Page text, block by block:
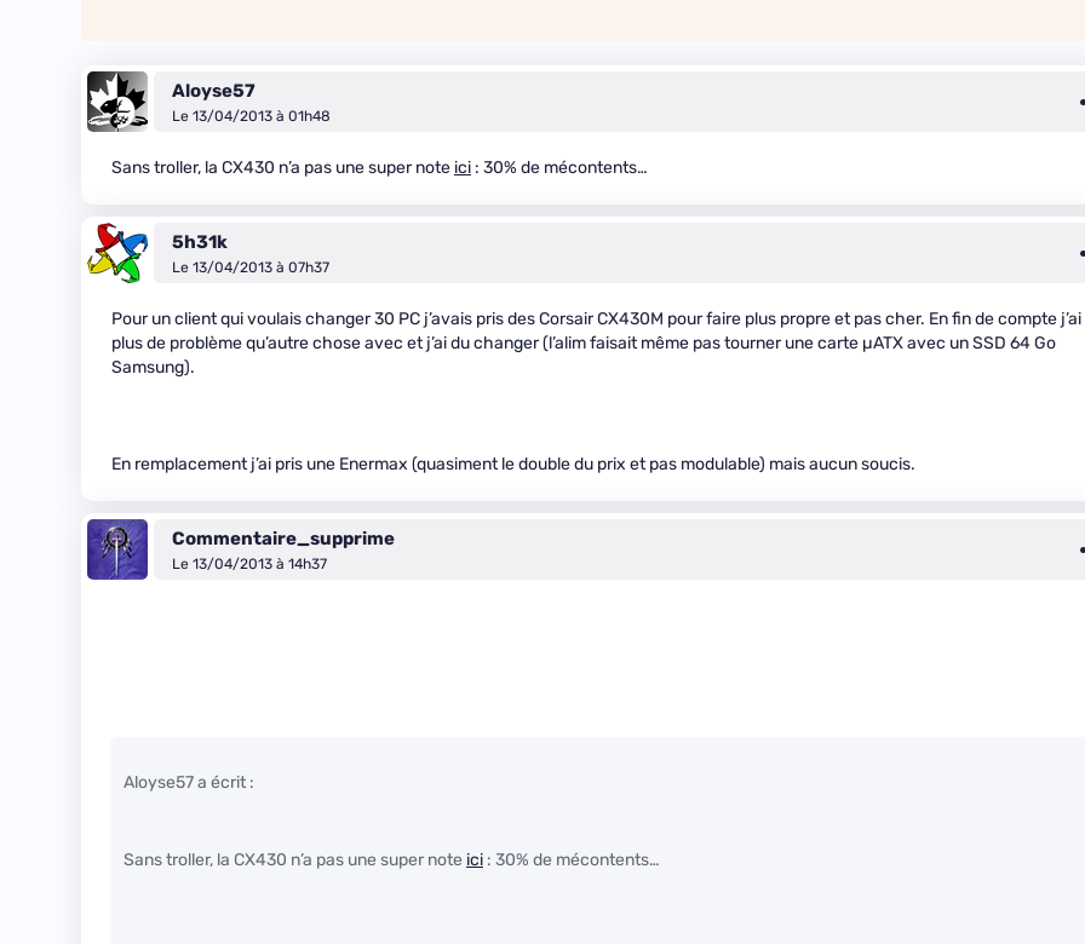
Aloyse57
Le 13/04/2013 à 01h48
Sans troller, la CX430 n’a pas une super note ici : 30% de mécontents…
5h31k
Le 13/04/2013 à 07h37
Pour un client qui voulais changer 30 PC j’avais pris des Corsair CX430M pour faire plus propre et pas cher. En fin de compte j’ai
plus de problème qu’autre chose avec et j’ai du changer (l’alim faisait même pas tourner une carte µATX avec un SSD 64 Go
Samsung).
En remplacement j’ai pris une Enermax (quasiment le double du prix et pas modulable) mais aucun soucis.
Commentaire_supprime
Le 13/04/2013 à 14h37
Aloyse57 a écrit :
Sans troller, la CX430 n’a pas une super note ici : 30% de mécontents…